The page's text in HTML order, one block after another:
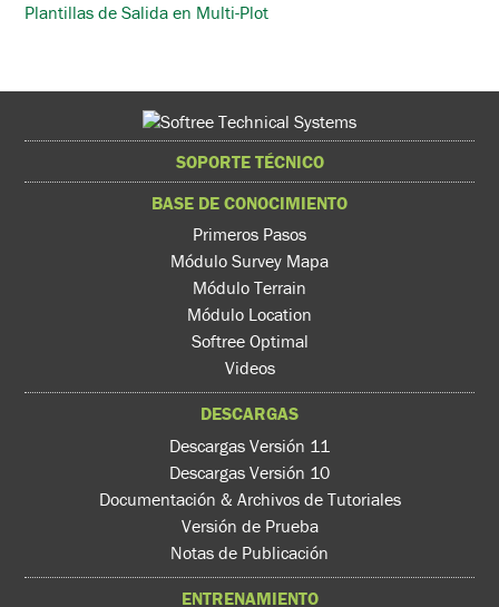
Plantillas de Salida en Multi-Plot
SOPORTE TÉCNICO
BASE DE CONOCIMIENTO
Primeros Pasos
Módulo Survey Mapa
Módulo Terrain
Módulo Location
Softree Optimal
Videos
DESCARGAS
Descargas Versión 11
Descargas Versión 10
Documentación & Archivos de Tutoriales
Versión de Prueba
Notas de Publicación
ENTRENAMIENTO